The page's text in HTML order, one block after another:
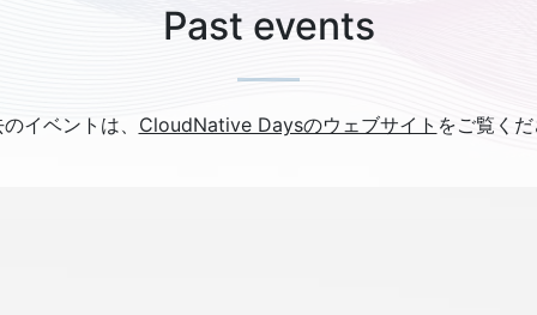
Past events
イベントは、 CloudNative Daysのウェブサイト をご覧く